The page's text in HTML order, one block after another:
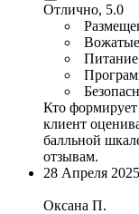
Отлично, 5.0
Питание
Кто формирует
клиент
балльной
отзывам.
28 Апреля
Оксана П.